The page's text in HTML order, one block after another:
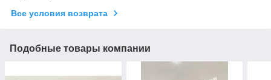
Все условия возврата
Подобные товары компании